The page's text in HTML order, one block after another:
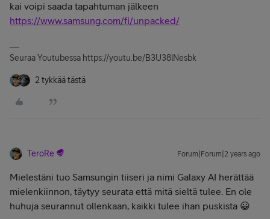
kai voipi saada tapahtuman jälkeen
https://www.samsung.com/fi/unpacked/
Seuraa Youtubessa https://youtu.be/B3U38lNesbk
2 tykkää tästä
TeroRe Forum|Forum|2 years ago
Mielestäni tuo Samsungin tiiseri ja nimi Galaxy AI herättää
mielenkiinnon, täytyy seurata että mitä sieltä tulee. En ole
huhuja seurannut ollenkaan, kaikki tulee ihan puskista 😀